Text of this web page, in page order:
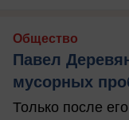
Общество
Павел
мусорных
Только после